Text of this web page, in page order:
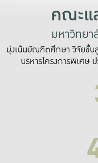
คณะแ
มหาวิทย
มุ่งเน้นบัณฑิตศึกษา วิจัยขั้น
บริหารโครงการพิเศษ